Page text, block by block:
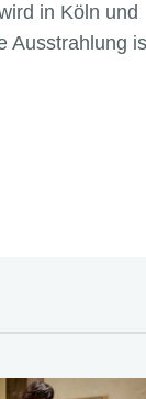
in Köln und
Ausstrahlung